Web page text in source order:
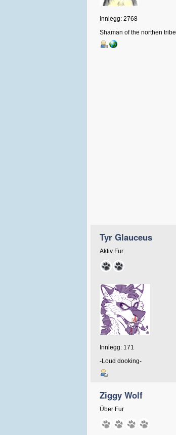
Innlegg: 2768
Shaman of the northen tribe
Tyr Glauceus
Aktiv Fur
Innlegg: 171
-Loud dooking-
Ziggy Wolf
Über Fur